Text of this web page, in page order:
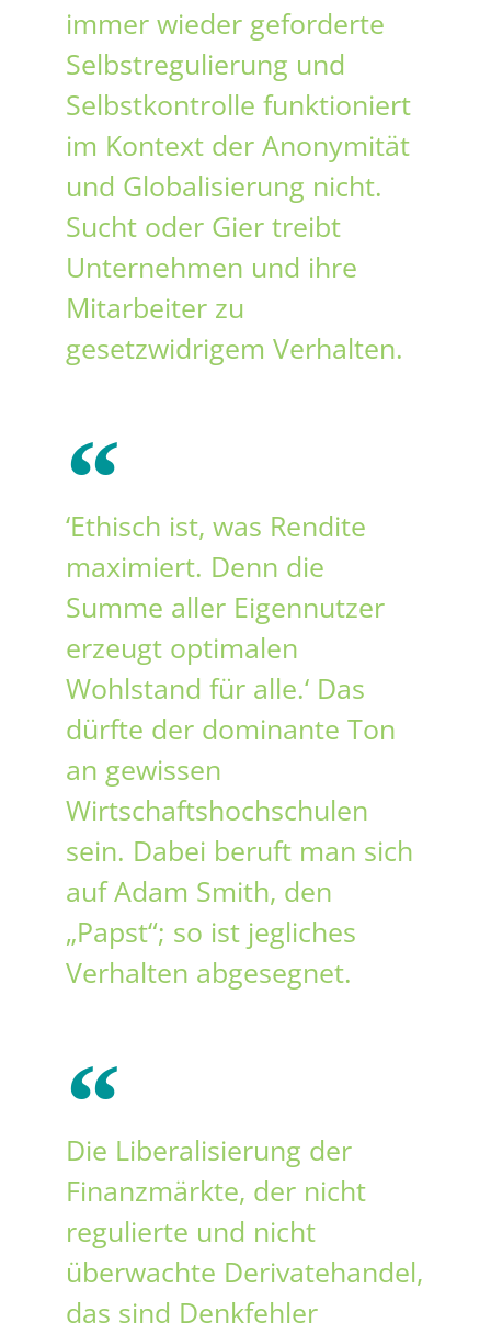
immer wieder geforderte
Selbstregulierung und
Selbstkontrolle funktioniert
im Kontext der Anonymität
und Globalisierung nicht.
Sucht oder Gier treibt
Unternehmen und ihre
Mitarbeiter zu
gesetzwidrigem Verhalten.
‘Ethisch ist, was Rendite
maximiert. Denn die
Summe aller Eigennutzer
erzeugt optimalen
Wohlstand für alle.‘ Das
dürfte der dominante Ton
an gewissen
Wirtschaftshochschulen
sein. Dabei beruft man sich
auf Adam Smith, den
„Papst“; so ist jegliches
Verhalten abgesegnet.
Die Liberalisierung der
Finanzmärkte, der nicht
regulierte und nicht
überwachte Derivatehandel,
das sind Denkfehler